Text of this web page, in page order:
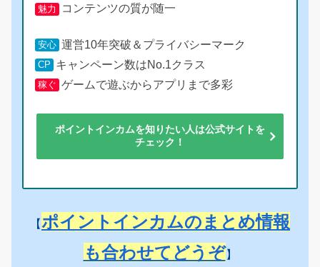
魅力 コンテンツの質が随一
安心 運営10年突破＆プライバシーマーク
CP キャンペーン数はNo.1クラス
稼ぐ ゲームで遊ぶからアプリまで多彩
ポイントインカムを知りたい人は公式サイトを
チェック！
【ポイントインカムのまとめ情報
も合わせてどうぞ 】